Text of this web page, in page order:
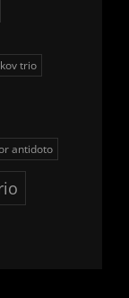
trio
antidoto